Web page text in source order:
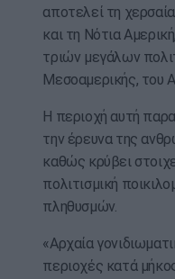
αποτελεί τη
και τη Νότια
τριών μεγάλων
Μεσοαμερικής, του
Η περιοχή αυτή
την έρευνα της
καθώς κρύβει
πολιτισμική
πληθυσμών.
«Αρχαία
περιοχές κατά